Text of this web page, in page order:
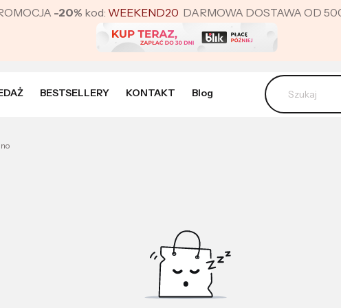
-20% kod: WEEKEND20 DARMOWA DOSTAWA OD
BESTSELLERY KONTAKT Blog